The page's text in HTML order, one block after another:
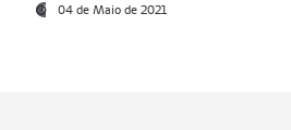
04 de Maio de 2021